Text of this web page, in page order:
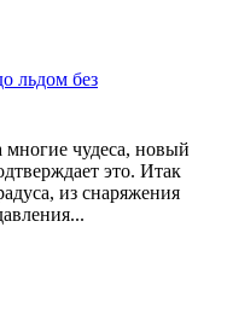
льдом без
многие чудеса, новый
это. Итак
из снаряжения